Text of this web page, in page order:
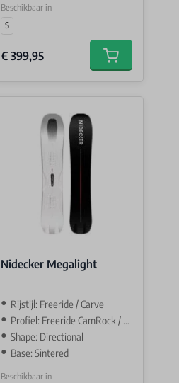
Beschikbaar in
S
€ 399,95 Add to cart
Nidecker Megalight
Rijstijl: Freeride / Carve
Profiel: Freeride CamRock / camber
Shape: Directional
Base: Sintered
Beschikbaar in